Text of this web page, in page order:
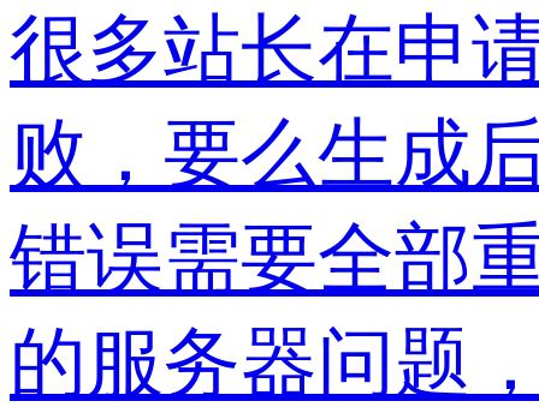
很多站长在申
败，要么生成
错误需要全部
的服务器问题